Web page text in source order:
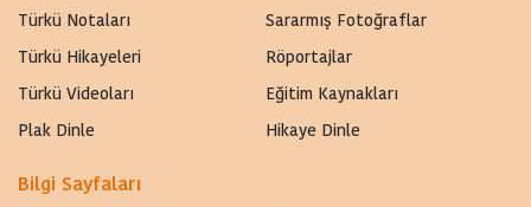
Türkü Notaları
Sararmış Fotoğraflar
Türkü Hikayeleri
Röportajlar
Türkü Videoları
Eğitim Kaynakları
Plak Dinle
Hikaye Dinle
Bilgi Sayfaları